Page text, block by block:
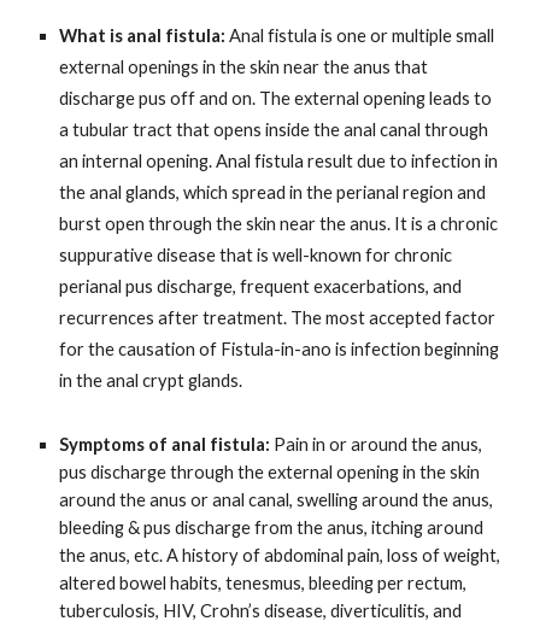
What is anal fistula: Anal fistula is one or multiple small
external openings in the skin near the anus that
discharge pus off and on. The external opening leads to
a tubular tract that opens inside the anal canal through
an internal opening. Anal fistula result due to infection in
the anal glands, which spread in the perianal region and
burst open through the skin near the anus. It is a chronic
suppurative disease that is well-known for chronic
perianal pus discharge, frequent exacerbations, and
recurrences after treatment. The most accepted factor
for the causation of Fistula-in-ano is infection beginning
in the anal crypt glands.
Symptoms of anal fistula: Pain in or around the anus,
pus discharge through the external opening in the skin
around the anus or anal canal, swelling around the anus,
bleeding & pus discharge from the anus, itching around
the anus, etc. A history of abdominal pain, loss of weight,
altered bowel habits, tenesmus, bleeding per rectum,
tuberculosis, HIV, Crohn’s disease, diverticulitis, and